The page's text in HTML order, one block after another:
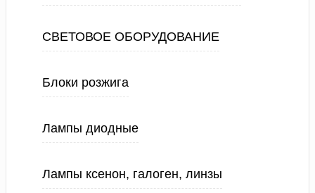
СВЕТОВОЕ ОБОРУДОВАНИЕ
Блоки розжига
Лампы диодные
Лампы ксенон, галоген, линзы